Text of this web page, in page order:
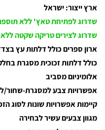
ארץ ייצור: ישראל
שדרוג לפתיחת טאץ' ללא
שדרוג לצירים טריקה שקטה
ארון ספרים כולל דלתות עץ
כולל דלתות זכוכית מסגרת
אלומיניום מסביב
אפשרויות צבע למסגרת-שחור/
קיימות אפשרויות שונות לסוג
מגוון צבעים עשיר לבחירה